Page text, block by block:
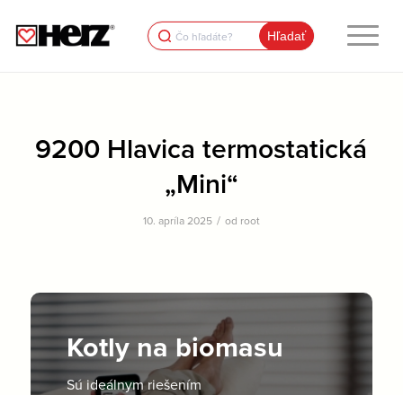
Search
for:
9200 Hlavica termostatická
„Mini“
10. apríla 2025 / od root
Kotly na biomasu
Sú ideálnym riešením